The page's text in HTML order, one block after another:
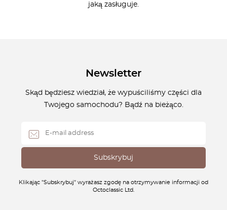
jaką zasługuje.
Newsletter
Skąd będziesz wiedział, że wypuściliśmy części dla
Twojego samochodu? Bądź na bieżąco.
Klikając "Subskrybuj" wyrażasz zgodę na otrzymywanie informacji od
Octoclassic Ltd.